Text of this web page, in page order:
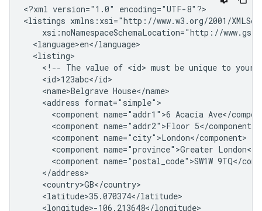
<?xml version="1.0"
encoding="UTF-8"?>
<listings
<!-- The value of <id> must be unique to your
<name>Belgrave
<address
<component name="addr1">6 Acacia
<component name="addr2">Floor
<component
<component name="province">Greater
<component name="postal_code">SW1W